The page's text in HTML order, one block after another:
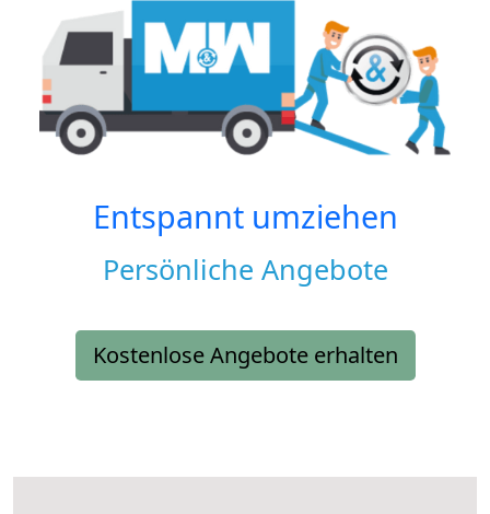
Entspannt umziehen
Persönliche Angebote
Kostenlose Angebote erhalten